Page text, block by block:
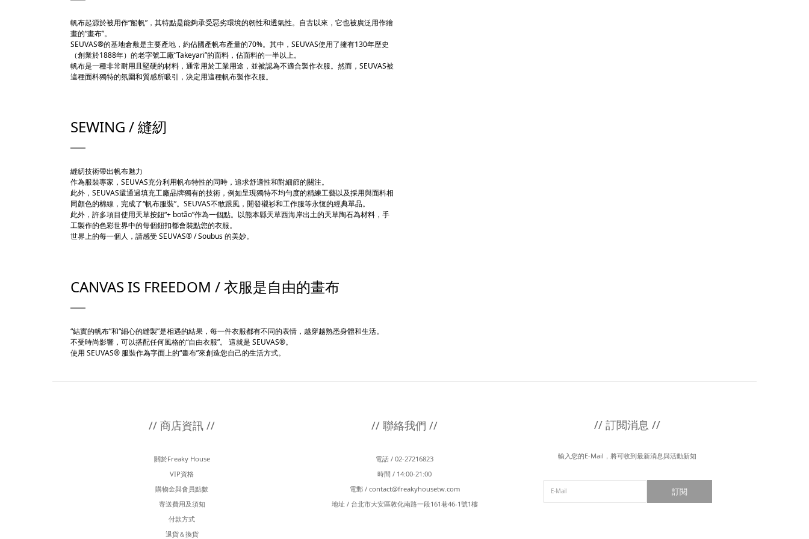
帆布起源於被用作“船帆”，其特點是能夠承受惡劣環境的韌性和透氣性。自古以來，它也被廣泛用作繪
畫的“畫布”。
SEUVAS®的基地倉敷是主要產地，約佔國產帆布產量的70%。其中，SEUVAS使用了擁有130年歷史
（創業於1888年）的老字號工廠“Takeyari”的面料，佔面料的一半以上。
帆布是一種非常耐用且堅硬的材料，通常用於工業用途，並被認為不適合製作衣服。然而，SEUVAS被
這種面料獨特的氛圍和質感所吸引，決定用這種帆布製作衣服。
SEWING / 縫紉
縫紉技術帶出帆布魅力
作為服裝專家，SEUVAS充分利用帆布特性的同時，追求舒適性和對細節的關注。
此外，SEUVAS還通過填充工廠品牌獨有的技術，例如呈現獨特不均勻度的精練工藝以及採用與面料相
同顏色的棉線，完成了“帆布服裝”。SEUVAS不敢跟風，開發襯衫和工作服等永恆的經典單品。
此外，許多項目使用天草按鈕“+ botão”作為一個點。以熊本縣天草西海岸出土的天草陶石為材料，手
工製作的色彩世界中的每個鈕扣都會裝點您的衣服。
世界上的每一個人，請感受 SEUVAS® / Soubus 的美妙。
CANVAS IS FREEDOM / 衣服是自由的畫布
“結實的帆布”和“細心的縫製”是相遇的結果，每一件衣服都有不同的表情，越穿越熟悉身體和生活。
不受時尚影響，可以搭配任何風格的“自由衣服”。 這就是 SEUVAS®。
使用 SEUVAS® 服裝作為字面上的“畫布”來創造您自己的生活方式。
// 商店資訊 //
關於Freaky House
VIP資格
購物金與會員點數
寄送費用及須知
付款方式
退貨＆換貨
// 聯絡我們 //
電話 / 02-27216823
時間 / 14:00-21:00
電郵 / contact@freakyhousetw.com
地址 / 台北市大安區敦化南路一段161巷46-1號1樓
// 訂閱消息 //
輸入您的E-Mail，將可收到最新消息與活動新知
訂閱